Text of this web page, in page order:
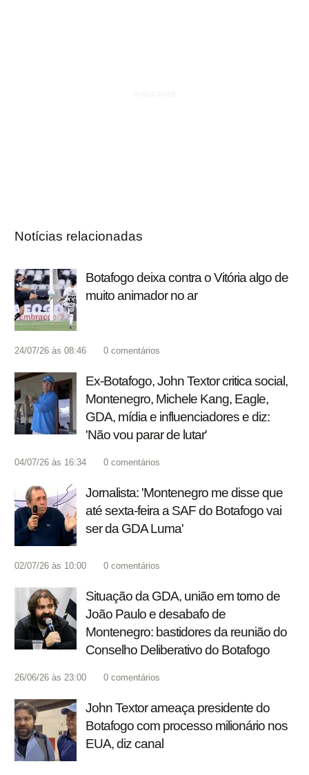
Notícias relacionadas
Botafogo deixa contra o Vitória algo de
muito animador no ar
24/07/26 às 08:46 0 comentários
Ex-Botafogo, John Textor critica social,
Montenegro, Michele Kang, Eagle,
GDA, mídia e influenciadores e diz:
'Não vou parar de lutar'
04/07/26 às 16:34 0 comentários
Jornalista: 'Montenegro me disse que
até sexta-feira a SAF do Botafogo vai
ser da GDA Luma'
02/07/26 às 10:00 0 comentários
Situação da GDA, união em torno de
João Paulo e desabafo de
Montenegro: bastidores da reunião do
Conselho Deliberativo do Botafogo
26/06/26 às 23:00 0 comentários
John Textor ameaça presidente do
Botafogo com processo milionário nos
EUA, diz canal